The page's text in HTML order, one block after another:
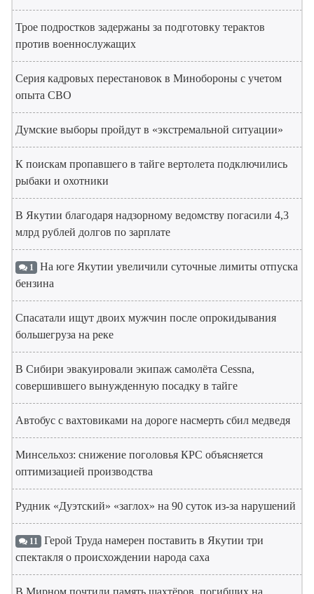
Трое подростков задержаны за подготовку терактов
против военнослужащих
Серия кадровых перестановок в Минобороны с учетом
опыта СВО
Думские выборы пройдут в «экстремальной ситуации»
К поискам пропавшего в тайге вертолета подключились
рыбаки и охотники
В Якутии благодаря надзорному ведомству погасили 4,3
млрд рублей долгов по зарплате
1 На юге Якутии увеличили суточные лимиты отпуска
бензина
Спасатали ищут двоих мужчин после опрокидывания
большегруза на реке
В Сибири эвакуировали экипаж самолёта Cessna,
совершившего вынужденную посадку в тайге
Автобус с вахтовиками на дороге насмерть сбил медведя
Минсельхоз: снижение поголовья КРС объясняется
оптимизацией производства
Рудник «Дуэтский» «заглох» на 90 суток из-за нарушений
11 Герой Труда намерен поставить в Якутии три
спектакля о происхождении народа саха